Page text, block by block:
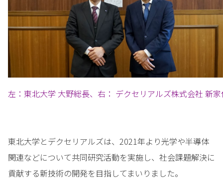
左：東北大学 大野総長、右： デクセリアルズ株式会社 新
東北大学とデクセリアルズは、2021年より光学や半導体
関連などについて共同研究活動を実施し、社会課題解決に
貢献する新技術の開発を目指してまいりました。